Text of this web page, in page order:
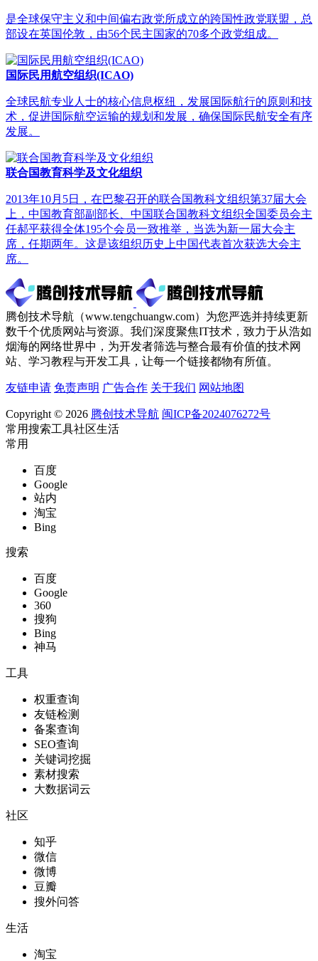
是全球保守主义和中间偏右政党所成立的跨国性政党联盟，总
部设在英国伦敦，由56个民主国家的70多个政党组成。
国际民用航空组织(ICAO)
全球民航专业人士的核心信息枢纽，发展国际航行的原则和技
术，促进国际航空运输的规划和发展，确保国际民航安全有序
发展。
联合国教育科学及文化组织
2013年10月5日，在巴黎召开的联合国教科文组织第37届大会
上，中国教育部副部长、中国联合国教科文组织全国委员会主
任郝平获得全体195个会员一致推举，当选为新一届大会主
席，任期两年。这是该组织历史上中国代表首次获选大会主
席。
腾创技术导航（www.tengchuangw.com）为您严选并持续更新
数千个优质网站与资源。我们深度聚焦IT技术，致力于从浩如
烟海的网络世界中，为开发者筛选与整合最有价值的技术网
站、学习教程与开发工具，让每一个链接都物有所值。
友链申请 免责声明 广告合作 关于我们 网站地图
Copyright © 2026 腾创技术导航 闽ICP备2024076272号
常用搜索工具社区生活
常用
百度
Google
站内
淘宝
Bing
搜索
百度
Google
360
搜狗
Bing
神马
工具
权重查询
友链检测
备案查询
SEO查询
关键词挖掘
素材搜索
大数据词云
社区
知乎
微信
微博
豆瓣
搜外问答
生活
淘宝